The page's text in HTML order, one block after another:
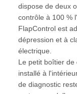
dispose de deux
contrôle à 100 %
FlapControl est
dépression et à
électrique.
Le petit boîtier de
installé à
de diagnostic